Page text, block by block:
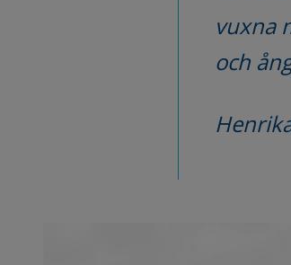
vuxna
och